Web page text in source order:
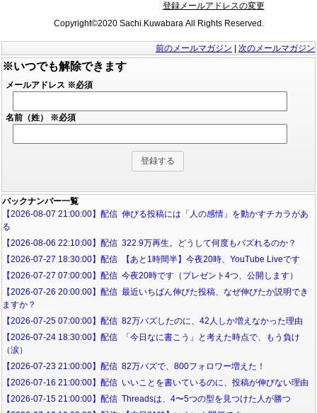
登録メールアドレスの変更
Copyright©2020 Sachi.Kuwabara All Rights Reserved.
前のメールマガジン 次のメールマガジン
※いつでも解除できます
メールアドレス ※必須
名前（姓） ※必須
バックナンバー一覧
【2026-08-07 21:00:00】配信 伸びる投稿には「人の感情」を動かすチカラがあ
る
【2026-08-06 22:10:00】配信 322.9万再生。どうして何度もバズれるのか？
【2026-07-27 18:30:00】配信 【あと1時間半】今夜20時、YouTube Liveです
【2026-07-27 07:00:00】配信 今夜20時です（プレゼント4つ、公開します）
【2026-07-26 20:00:00】配信 最近いちばん伸びた投稿、なぜ伸びたか説明でき
ますか？
【2026-07-25 07:00:00】配信 82万バズしたのに、42人しか増えなかった理由
【2026-07-24 18:30:00】配信 「今日なに書こう」と考えた時点で、もう負け
（涙）
【2026-07-23 21:00:00】配信 82万バズで、800フォロワー増えた！
【2026-07-16 21:00:00】配信 いいことを書いているのに、投稿が伸びない理由
【2026-07-15 21:00:00】配信 Threadsは、4〜5つの型を見つけた人が勝つ